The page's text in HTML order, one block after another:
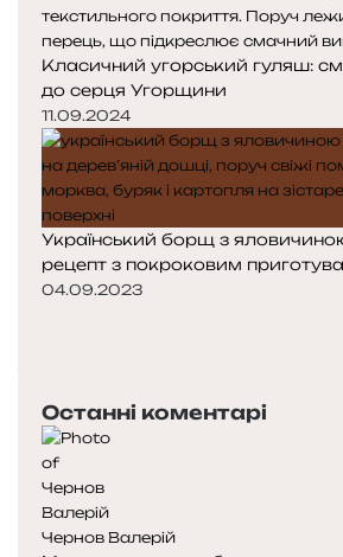
Класичний угорський гуляш:
до серця Угорщини
11.09.2024
Український борщ з
рецепт з покроковим
04.09.2023
Останні коментарі
Чернов Валерій